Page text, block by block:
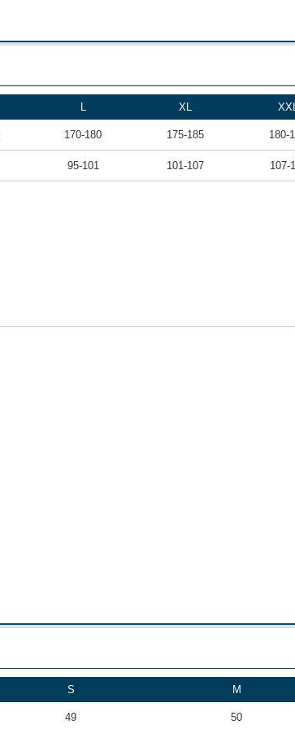
L XL
170-180 175-185 180-
95-101 101-107 107-
S M
49 50